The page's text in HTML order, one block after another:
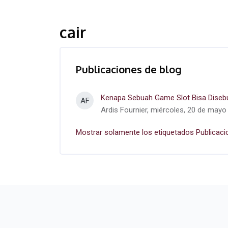
cair
Publicaciones de blog
AF
Kenapa Sebuah Game Slot Bisa
Ardis Fournier, miércoles, 20 de mayo
Mostrar solamente los etiquetados